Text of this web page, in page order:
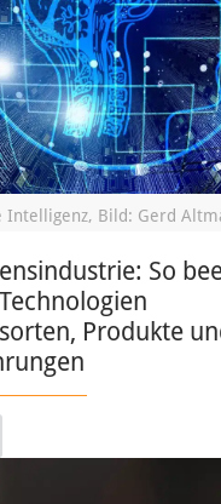
Intelligenz, Bild: Gerd
So
Produkte